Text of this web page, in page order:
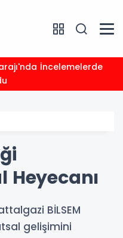
Heyecanı
BİLSEM
gelişimini